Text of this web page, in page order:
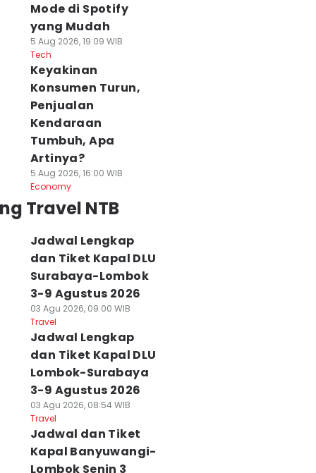
Mode di Spotify
yang Mudah
5 Aug 2026, 19:09 WIB
Tech
Keyakinan
Konsumen Turun,
Penjualan
Kendaraan
Tumbuh, Apa
Artinya?
5 Aug 2026, 16:00 WIB
Economy
Travel NTB
Jadwal Lengkap
dan Tiket Kapal DLU
Surabaya-Lombok
3-9 Agustus 2026
03 Agu 2026, 09:00 WIB
Travel
Jadwal Lengkap
dan Tiket Kapal DLU
Lombok-Surabaya
3-9 Agustus 2026
03 Agu 2026, 08:54 WIB
Travel
Jadwal dan Tiket
Kapal Banyuwangi-
Lombok Senin 3